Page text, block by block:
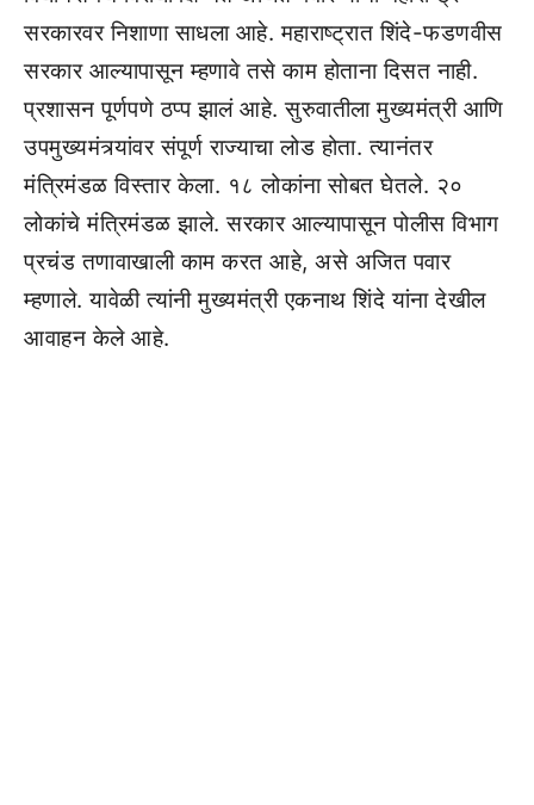
सरकारवर निशाणा साधला आहे. महाराष्ट्रात शिंदे-फडणवीस
सरकार आल्यापासून म्हणावे तसे काम होताना दिसत नाही.
प्रशासन पूर्णपणे ठप्प झालं आहे. सुरुवातीला मुख्यमंत्री आणि
उपमुख्यमंत्र्यांवर संपूर्ण राज्याचा लोड होता. त्यानंतर
मंत्रिमंडळ विस्तार केला. १८ लोकांना सोबत घेतले. २०
लोकांचे मंत्रिमंडळ झाले. सरकार आल्यापासून पोलीस विभाग
प्रचंड तणावाखाली काम करत आहे, असे अजित पवार
म्हणाले. यावेळी त्यांनी मुख्यमंत्री एकनाथ शिंदे यांना देखील
आवाहन केले आहे.